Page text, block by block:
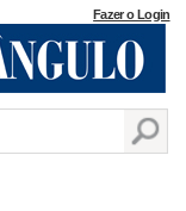
Fazer o Login